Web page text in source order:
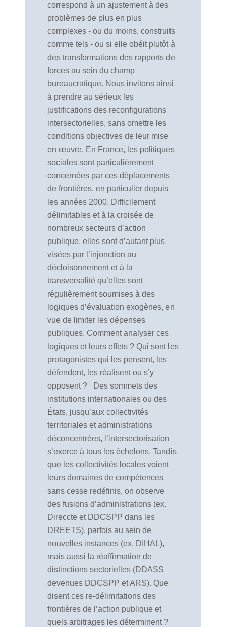
correspond à un ajustement à des
problèmes de plus en plus
complexes - ou du moins, construits
comme tels - ou si elle obéit plutôt à
des transformations des rapports de
forces au sein du champ
bureaucratique. Nous invitons ainsi
à prendre au sérieux les
justifications des reconfigurations
intersectorielles, sans omettre les
conditions objectives de leur mise
en œuvre. En France, les politiques
sociales sont particulièrement
concernées par ces déplacements
de frontières, en particulier depuis
les années 2000. Difficilement
délimitables et à la croisée de
nombreux secteurs d’action
publique, elles sont d’autant plus
visées par l’injonction au
décloisonnement et à la
transversalité qu’elles sont
régulièrement soumises à des
logiques d’évaluation exogènes, en
vue de limiter les dépenses
publiques. Comment analyser ces
logiques et leurs effets ? Qui sont les
protagonistes qui les pensent, les
défendent, les réalisent ou s’y
opposent ? Des sommets des
institutions internationales ou des
États, jusqu’aux collectivités
territoriales et administrations
déconcentrées, l’intersectorisation
s’exerce à tous les échelons. Tandis
que les collectivités locales voient
leurs domaines de compétences
sans cesse redéfinis, on observe
des fusions d’administrations (ex.
Direccte et DDCSPP dans les
DREETS), parfois au sein de
nouvelles instances (ex. DIHAL),
mais aussi la réaffirmation de
distinctions sectorielles (DDASS
devenues DDCSPP et ARS). Que
disent ces re-délimitations des
frontières de l’action publique et
quels arbitrages les déterminent ?